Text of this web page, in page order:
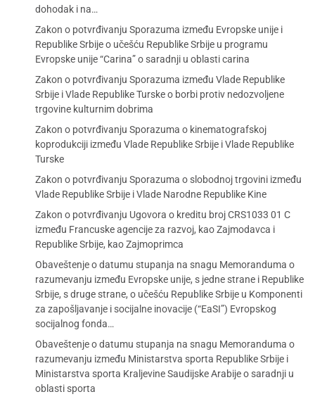
dohodak i na…
Zakon o potvrđivanju Sporazuma između Evropske unije i
Republike Srbije o učešću Republike Srbije u programu
Evropske unije “Carina” o saradnji u oblasti carina
Zakon o potvrđivanju Sporazuma između Vlade Republike
Srbije i Vlade Republike Turske o borbi protiv nedozvoljene
trgovine kulturnim dobrima
Zakon o potvrđivanju Sporazuma o kinematografskoj
koprodukciji između Vlade Republike Srbije i Vlade Republike
Turske
Zakon o potvrđivanju Sporazuma o slobodnoj trgovini između
Vlade Republike Srbije i Vlade Narodne Republike Kine
Zakon o potvrđivanju Ugovora o kreditu broj CRS1033 01 C
između Francuske agencije za razvoj, kao Zajmodavca i
Republike Srbije, kao Zajmoprimca
Obaveštenje o datumu stupanja na snagu Memoranduma o
razumevanju između Evropske unije, s jedne strane i Republike
Srbije, s druge strane, o učešću Republike Srbije u Komponenti
za zapošljavanje i socijalne inovacije (“EaSI”) Evropskog
socijalnog fonda…
Obaveštenje o datumu stupanja na snagu Memoranduma o
razumevanju između Ministarstva sporta Republike Srbije i
Ministarstva sporta Kraljevine Saudijske Arabije o saradnji u
oblasti sporta